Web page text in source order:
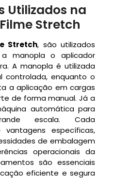
Utilizados na
Stretch
Stretch, são utilizados
manopla o aplicador
A manopla é utilizada
controlada, enquanto o
a aplicação em cargas
de forma manual. Já a
automática para
escala. Cada
específicas,
de embalagem
operacionais da
são essenciais
eficiente e segura